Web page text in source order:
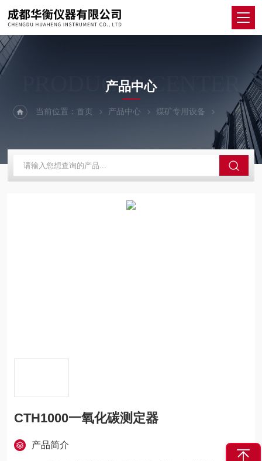
PRODUCTS CENTER
产品中心
当前位置：首页 产品中心 煤矿专用设备 单一气体
CTH1000一氧化碳测定器
产品简介